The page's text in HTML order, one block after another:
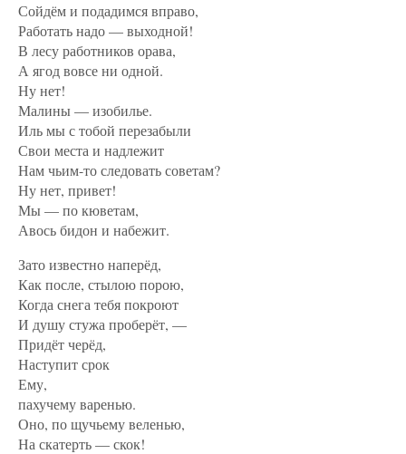
Сойдём и подадимся вправо,
Работать надо — выходной!
В лесу работников орава,
А ягод вовсе ни одной.
Ну нет!
Малины — изобилье.
Иль мы с тобой перезабыли
Свои места и надлежит
Нам чьим-то следовать советам?
Ну нет, привет!
Мы — по кюветам,
Авось бидон и набежит.
Зато известно наперёд,
Как после, стылою порою,
Когда снега тебя покроют
И душу стужа проберёт, —
Придёт черёд,
Наступит срок
Ему,
пахучему варенью.
Оно, по щучьему веленью,
На скатерть — скок!